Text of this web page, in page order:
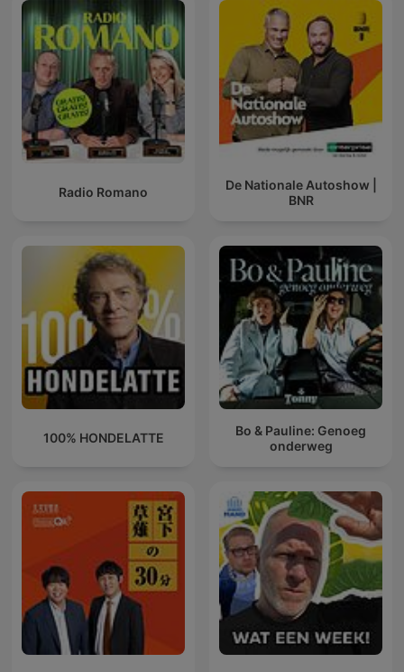
Radio Romano
De Nationale Autoshow |
BNR
100% HONDELATTE
Bo & Pauline: Genoeg
onderweg